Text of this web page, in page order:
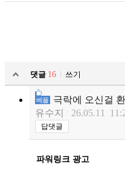
댓글 16
쓰기
베플
극락에 오신걸
유수지
26.05.11
답댓글
파워링크 광고